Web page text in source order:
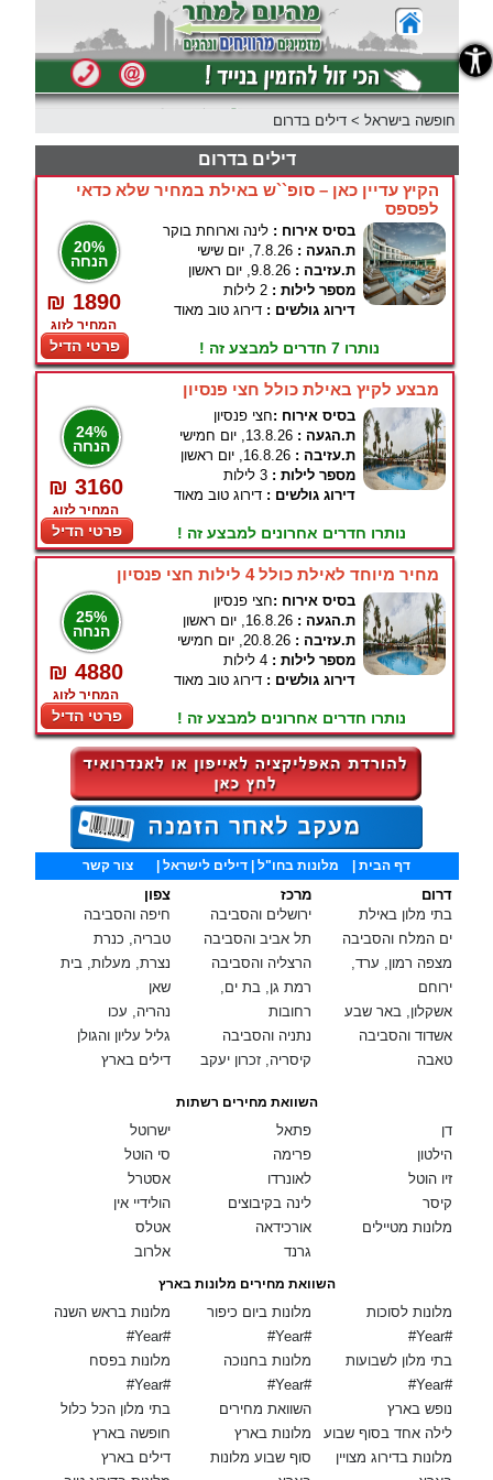
חופשה בישראל > דילים בדרום
דילים בדרום
הקיץ עדיין כאן – סופ``ש באילת במחיר שלא כדאי
לפספס
20%
הנחה
₪ 1890
המחיר לזוג
פרטי הדיל
בסיס אירוח : לינה וארוחת בוקר
ת.הגעה : 7.8.26, יום שישי
ת.עזיבה : 9.8.26, יום ראשון
מספר לילות : 2 לילות
דירוג גולשים : דירוג טוב מאוד
נותרו 7 חדרים למבצע זה !
מבצע לקיץ באילת כולל חצי פנסיון
24%
הנחה
₪ 3160
המחיר לזוג
פרטי הדיל
בסיס אירוח :חצי פנסיון
ת.הגעה : 13.8.26, יום חמישי
ת.עזיבה : 16.8.26, יום ראשון
מספר לילות : 3 לילות
דירוג גולשים : דירוג טוב מאוד
נותרו חדרים אחרונים למבצע זה !
מחיר מיוחד לאילת כולל 4 לילות חצי פנסיון
25%
הנחה
₪ 4880
המחיר לזוג
פרטי הדיל
בסיס אירוח :חצי פנסיון
ת.הגעה : 16.8.26, יום ראשון
ת.עזיבה : 20.8.26, יום חמישי
מספר לילות : 4 לילות
דירוג גולשים : דירוג טוב מאוד
נותרו חדרים אחרונים למבצע זה !
דף הבית מלונות בחו"ל | דילים לישראל | צור קשר
צפון
חיפה והסביבה
טבריה, כנרת
נצרת, מעלות, בית
שאן
נהריה, עכו
גליל עליון והגולן
דילים בארץ
מרכז
ירושלים והסביבה
תל אביב והסביבה
הרצליה והסביבה
רמת גן, בת ים,
רחובות
נתניה והסביבה
קיסריה, זכרון יעקב
דרום
בתי מלון באילת
ים המלח והסביבה
מצפה רמון, ערד,
ירוחם
אשקלון, באר שבע
אשדוד והסביבה
טאבה
השוואת מחירים רשתות
ישרוטל
סי הוטל
אסטרל
הולידיי אין
אטלס
אלרוב
פתאל
פרימה
לאונרדו
לינה בקיבוצים
אורכידאה
גרנד
דן
הילטון
זיו הוטל
קיסר
מלונות מטיילים
השוואת מחירים מלונות בארץ
מלונות בראש השנה
#Year#
מלונות בפסח
#Year#
בתי מלון הכל כלול
חופשה בארץ
דילים בארץ
מלונות ביום כיפור
#Year#
מלונות בחנוכה
#Year#
השוואת מחירים
מלונות בארץ
סוף שבוע מלונות
מלונות לסוכות
#Year#
בתי מלון לשבועות
#Year#
נופש בארץ
לילה אחד בסוף שבוע
מלונות בדירוג מצויין
נגישות